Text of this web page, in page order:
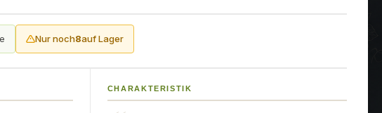
Nur noch8auf Lager
CHARAKTERISTIK